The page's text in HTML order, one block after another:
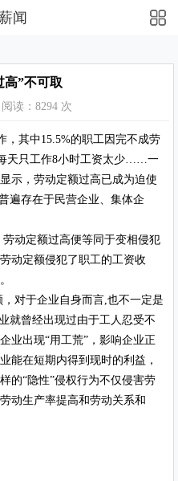
闻
高”不可取
读：8294 次
，其中15.5%的职工因完不成劳
天只工作8小时工资太少……一
示，劳动定额过高已成为迫使
遍存在于民营企业、集体企
定额过高便等同于变相侵犯
动定额侵犯了职工的工资收
于企业自身而言,也不一定是
就曾经出现过由于工人忍受不
业出现“用工荒”，影响企业正
能在短期内得到现时的利益，
的“隐性”侵权行为不仅侵害劳
动生产率提高和劳动关系和